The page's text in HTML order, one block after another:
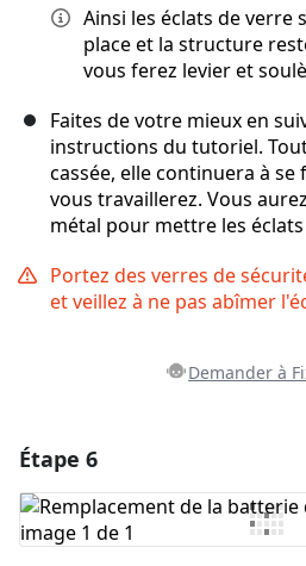
Ainsi les éclats de verre
place et la structure
vous ferez levier et
Faites de votre mieux en
instructions du tutoriel.
cassée, elle continuera à
vous travaillerez. Vous
métal pour mettre les
Portez des verres de
et veillez à ne pas abîmer
Demander à
Ajouter un commentaire
Étape 6